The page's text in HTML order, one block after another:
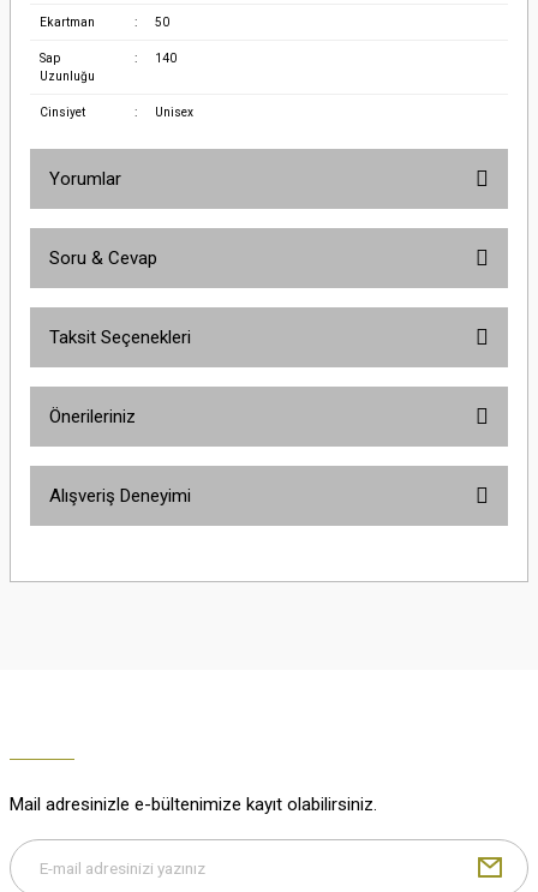
Ekartman : 50
Sap
Uzunluğu
: 140
Cinsiyet : Unisex
Yorumlar
Soru & Cevap
Taksit Seçenekleri
Önerileriniz
yetersiz gördüğünüz noktaları öneri formunu kullanarak tarafımıza
Alışveriş Deneyimi
M... K... | 29/12/2025
Mail adresinizle e-bültenimize kayıt olabilirsiniz.